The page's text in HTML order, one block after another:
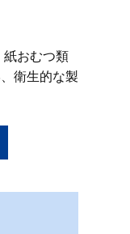
おむつ類
衛生的な製